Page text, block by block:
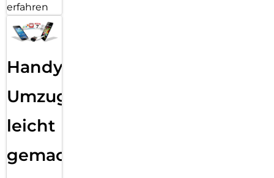
erfahren
Handy
Umzug
leicht
gemacht!